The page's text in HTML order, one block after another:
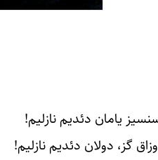
یامان دئدیم نازلیم!
گز، دولان دئدیم نازلیم!